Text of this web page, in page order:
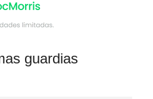
guardias